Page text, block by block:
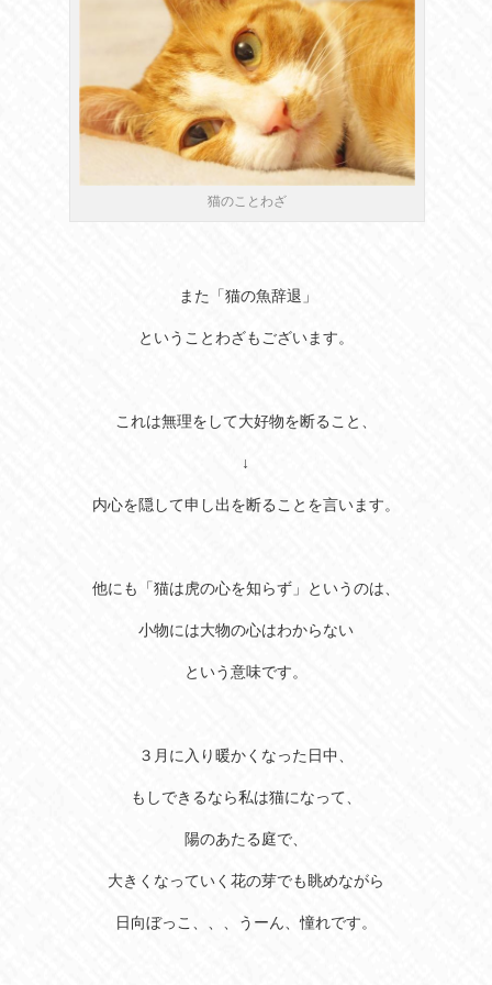
猫のことわざ
また「猫の魚辞退」
ということわざもございます。
これは無理をして大好物を断ること、
↓
内心を隠して申し出を断ることを言います。
他にも「猫は虎の心を知らず」というのは、
小物には大物の心はわからない
という意味です。
３月に入り暖かくなった日中、
もしできるなら私は猫になって、
陽のあたる庭で、
大きくなっていく花の芽でも眺めながら
日向ぼっこ、、、うーん、憧れです。